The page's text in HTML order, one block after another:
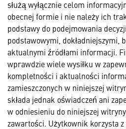
służą wyłącznie celom
obecnej formie i nie należy ich
podstawy do podejmowania
podstawowymi, dokładniejszymi,
aktualnymi źródłami informacji.
wprawdzie wiele wysiłku w
kompletności i aktualności
zamieszczonych w niniejszej
składa jednak oświadczeń ani
w odniesieniu do niniejszej
zawartości. Użytkownik korzysta